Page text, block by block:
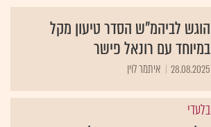
הוגש לביהמ"ש הסדר טיעון מקל
במיוחד עם רונאל פישר
28.08.2025 איתמר לוין
בלעדי